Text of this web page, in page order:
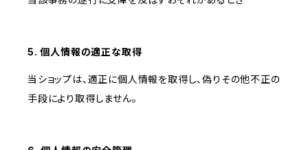
5. 個人情報の適正な取得
当ショップは、適正に個人情報を取得し、偽りその他不正の
手段により取得しません。